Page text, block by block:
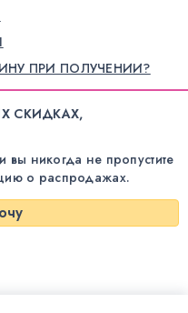
ПРИ ПОЛУЧЕНИИ?
СКИДКАХ,
никогда не пропустите
о распродажах.